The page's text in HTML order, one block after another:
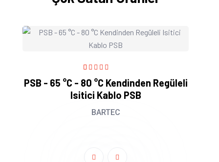
Rated 5.00 out
of 5 based on
1
customer
rating
- 65 °C - 80 °C Kendinden Regüleli
Isitici Kablo PSB